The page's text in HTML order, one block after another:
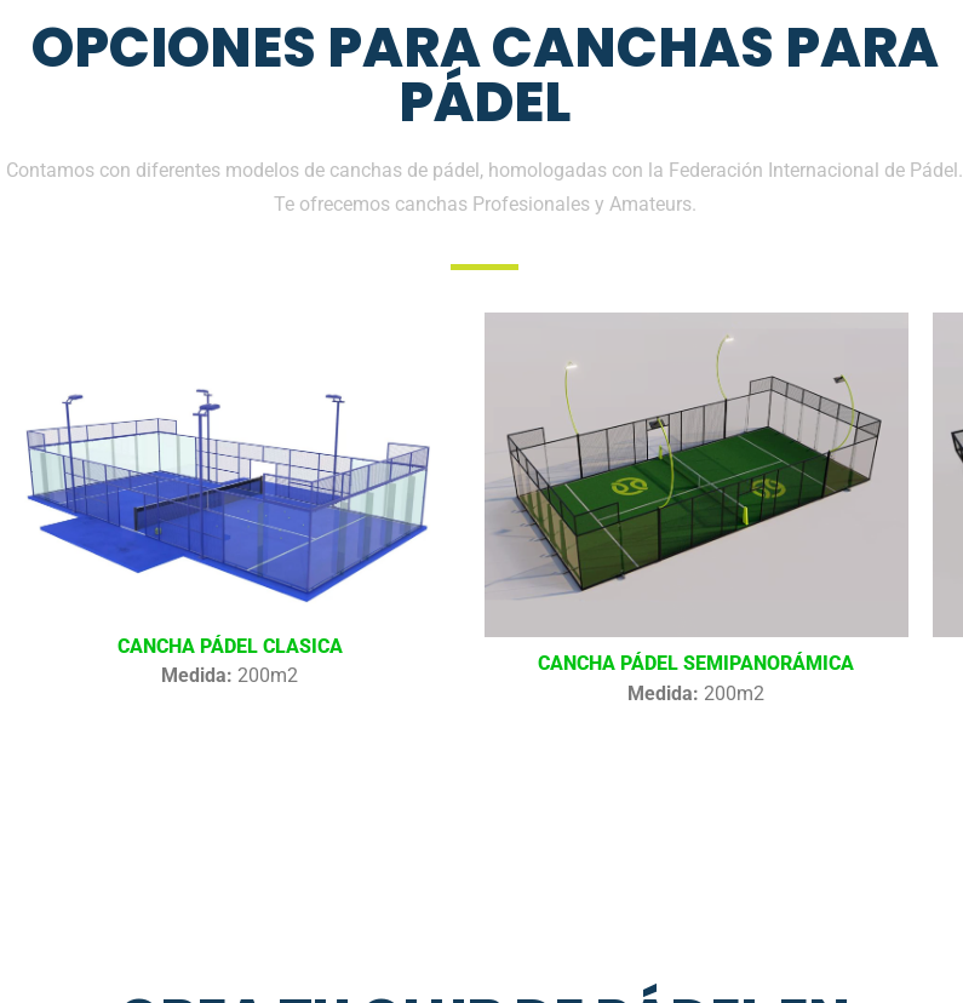
OPCIONES PARA CANCHAS PARA
PÁDEL
Contamos con diferentes modelos de canchas de pádel, homologadas con la Federación Internacional de Pádel.
Te ofrecemos canchas Profesionales y Amateurs.
CANCHA PÁDEL CLASICA
Medida: 200m2
CANCHA PÁDEL SEMIPANORÁMICA
Medida: 200m2